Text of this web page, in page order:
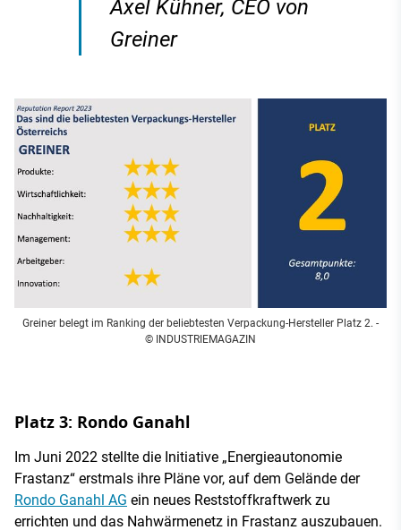
Axel Kühner, CEO von
Greiner
Greiner belegt im Ranking der beliebtesten Verpackung-Hersteller Platz 2. -
© INDUSTRIEMAGAZIN
Platz 3: Rondo Ganahl
Im Juni 2022 stellte die Initiative „Energieautonomie
Frastanz“ erstmals ihre Pläne vor, auf dem Gelände der
Rondo Ganahl AG ein neues Reststoffkraftwerk zu
errichten und das Nahwärmenetz in Frastanz auszubauen.